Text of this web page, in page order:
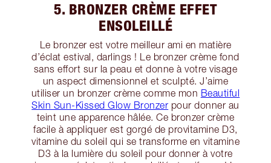
5. BRONZER CRÈME EFFET
ENSOLEILLÉ
Le bronzer est votre meilleur ami en matière
d’éclat estival, darlings ! Le bronzer crème fond
sans effort sur la peau et donne à votre visage
un aspect dimensionnel et sculpté. J’aime
utiliser un bronzer crème comme mon Beautiful
Skin Sun-Kissed Glow Bronzer pour donner au
teint une apparence hâlée. Ce bronzer crème
facile à appliquer est gorgé de provitamine D3,
vitamine du soleil qui se transforme en vitamine
D3 à la lumière du soleil pour donner à votre